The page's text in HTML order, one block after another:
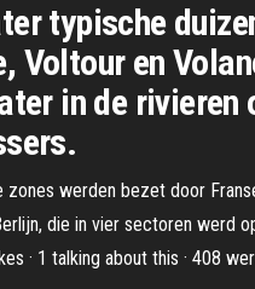
typische
Voltour en
in de
zones werden bezet door
die in vier sectoren werd
· 1 talking about this · 408